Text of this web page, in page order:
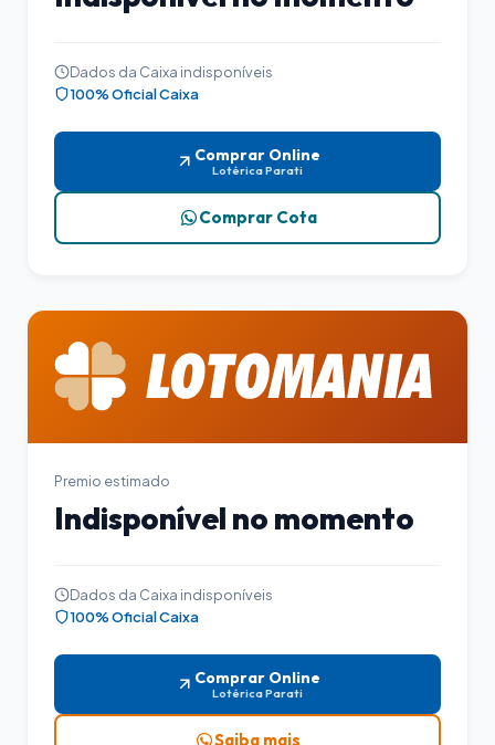
Dados da Caixa indisponíveis
100% Oficial Caixa
Comprar Online
Lotérica Parati
Comprar Cota
Premio estimado
Indisponível no momento
Dados da Caixa indisponíveis
100% Oficial Caixa
Comprar Online
Lotérica Parati
Saiba mais